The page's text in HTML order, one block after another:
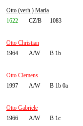
Otto (verh.) Maria
1622
CZ/B 1083
Otto Christian
1964
A/W B 1b
Otto Clemens
1997
A/W B 1b 0a
Otto Gabriele
1966
A/W B 1c